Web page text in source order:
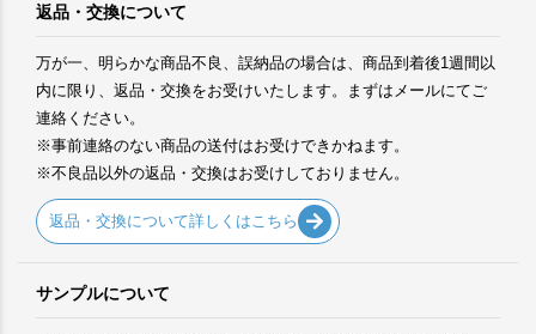
返品・交換について
万が一、明らかな商品不良、誤納品の場合は、商品到着後1週間以
内に限り、返品・交換をお受けいたします。まずはメールにてご
連絡ください。
※事前連絡のない商品の送付はお受けできかねます。
※不良品以外の返品・交換はお受けしておりません。
返品・交換について詳しくはこちら
サンプルについて